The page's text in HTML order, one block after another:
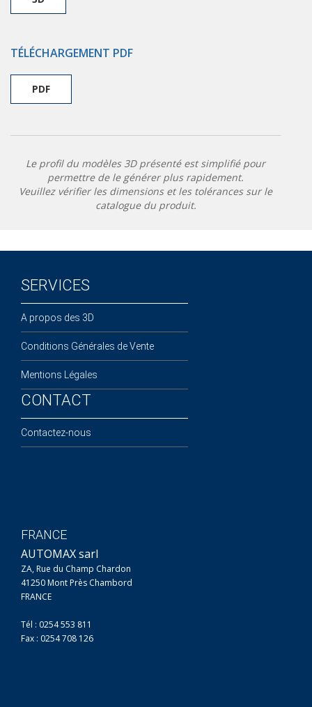
TÉLÉCHARGEMENT PDF
PDF
Le profil du modèles 3D présenté est simplifié pour
permettre de le générer plus rapidement.
Veuillez vérifier les dimensions et les tolérances sur le
catalogue du produit.
SERVICES
A propos des 3D
Conditions Générales de Vente
Mentions Légales
CONTACT
Contactez-nous
FRANCE
AUTOMAX sarl
ZA, Rue du Champ Chardon
41250 Mont Près Chambord
FRANCE
Tél : 0254 553 811
Fax : 0254 708 126